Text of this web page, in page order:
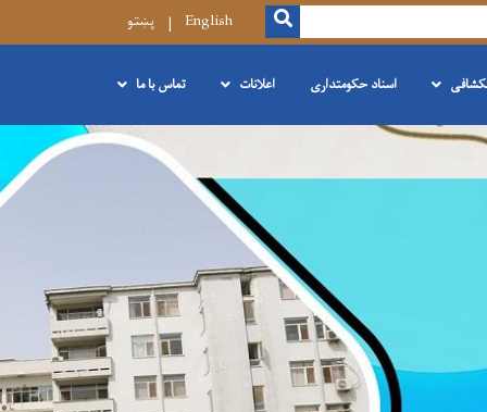
SEARCH
English پښتو
اسناد حکومتداری اعلانات تماس با ما